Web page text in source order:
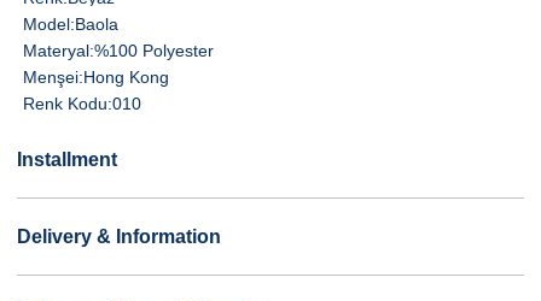
Model:Baola
Materyal:%100 Polyester
Menşei:Hong Kong
Renk Kodu:010
Installment
Delivery & Information